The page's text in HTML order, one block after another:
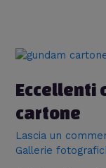
Eccellenti
cartone
Lascia un
Gallerie
Eccellenti
Gundam
in
cartone